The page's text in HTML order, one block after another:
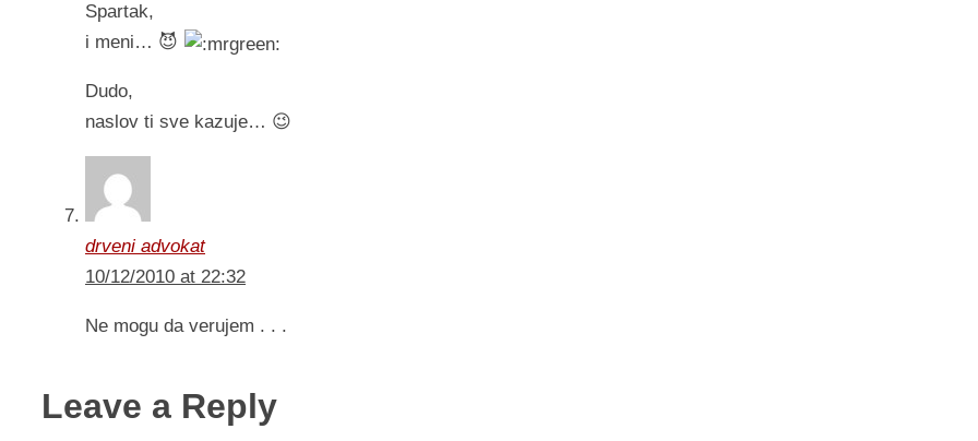
Spartak,
i meni… 😈
Dudo,
naslov ti sve kazuje… 😉
drveni advokat
10/12/2010 at 22:32
Ne mogu da verujem . . .
Leave a Reply